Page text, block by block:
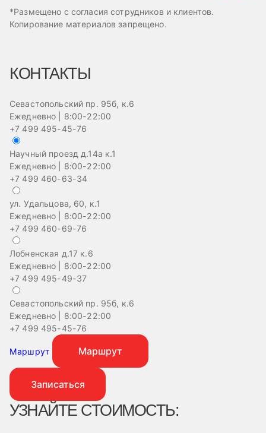
*Размещено с согласия сотрудников и клиентов.
Копирование материалов запрещено.
КОНТАКТЫ
Севастопольский пр. 95б, к.6
Ежедневно | 8:00-22:00
+7 499 495-45-76
Научный проезд д.14а к.1
Ежедневно | 8:00-22:00
+7 499 460-63-34
ул. Удальцова, 60, к.1
Ежедневно | 8:00-22:00
+7 499 460-69-76
Лобненская д.17 к.6
Ежедневно | 8:00-22:00
+7 499 495-49-37
Севастопольский пр. 95б, к.6
Ежедневно | 8:00-22:00
+7 499 495-45-76
Маршрут Маршрут
Записаться
УЗНАЙТЕ СТОИМОСТЬ: